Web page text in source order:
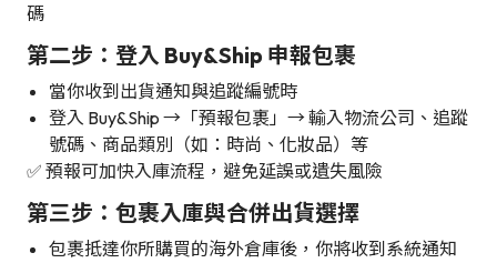
碼
第二步：登入 Buy&Ship 申報包裹
當你收到出貨通知與追蹤編號時
登入 Buy&Ship →「預報包裹」→ 輸入物流公司、追蹤
號碼、商品類別（如：時尚、化妝品）等
✅ 預報可加快入庫流程，避免延誤或遺失風險
第三步：包裹入庫與合併出貨選擇
包裹抵達你所購買的海外倉庫後，你將收到系統通知